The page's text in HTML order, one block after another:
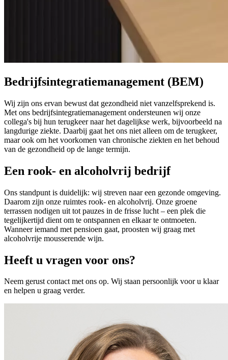
Bedrijfsintegratiemanagement (BEM)
Wij zijn ons ervan bewust dat gezondheid niet vanzelfsprekend is.
Met ons bedrijfsintegratiemanagement ondersteunen wij onze
collega's bij hun terugkeer naar het dagelijkse werk, bijvoorbeeld na
langdurige ziekte. Daarbij gaat het ons niet alleen om de terugkeer,
maar ook om het voorkomen van chronische ziekten en het behoud
van de gezondheid op de lange termijn.
Een rook- en alcoholvrij bedrijf
Ons standpunt is duidelijk: wij streven naar een gezonde omgeving.
Daarom zijn onze ruimtes rook- en alcoholvrij. Onze groene
terrassen nodigen uit tot pauzes in de frisse lucht – een plek die
tegelijkertijd dient om te ontspannen en elkaar te ontmoeten.
Wanneer iemand met pensioen gaat, proosten wij graag met
alcoholvrije mousserende wijn.
Heeft u vragen voor ons?
Neem gerust contact met ons op. Wij staan persoonlijk voor u klaar
en helpen u graag verder.